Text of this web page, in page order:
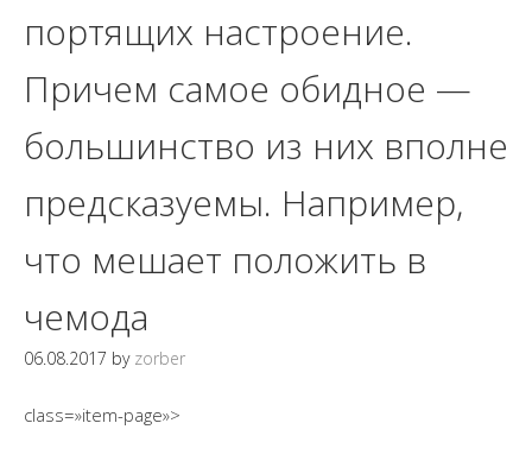
портящих настроение.
Причем самое обидное —
большинство из них вполне
предсказуемы. Например,
что мешает положить в
чемода
06.08.2017 by zorber
class=»item-page»>